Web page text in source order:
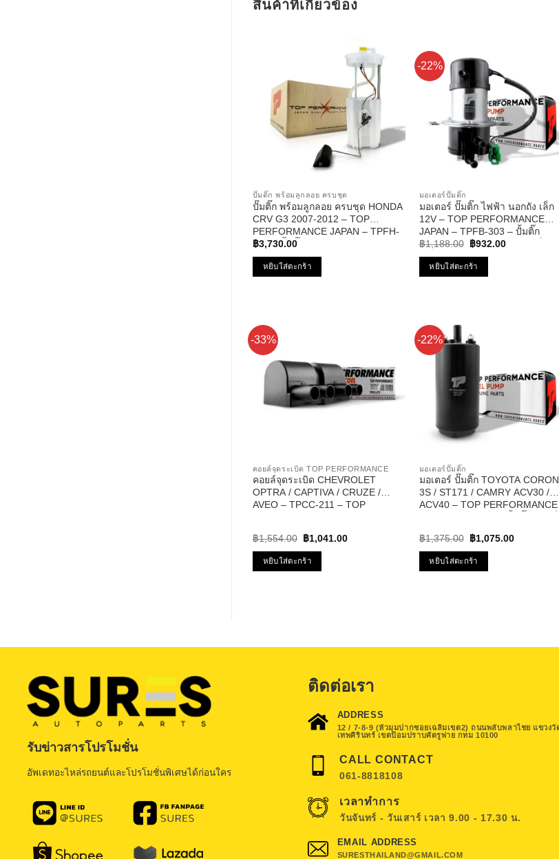
สินค้าที่เกี่ยวข้อง
ปั๊มติ๊ก พร้อมลูกลอย ครบชุด
ปั๊มติ๊ก พร้อมลูกลอย ครบชุด HONDA
CRV G3 2007-2012 – TOP
PERFORMANCE JAPAN – TPFH-
952 – ปั้มติ๊ก ฮอนด้า ซีอาวี
฿3,730.00
หยิบใส่ตะกร้า
-22%
มอเตอร์ปั๊มติ๊ก
มอเตอร์ ปั๊มติ๊ก ไฟฟ้า นอกถัง เล็ก
12V – TOP PERFORMANCE
JAPAN – TPFB-303 – ปั้มติ๊ก
BOSCH ดัดแปลงใส่รถได้ทุกยี่ห้อ
฿1,188.00 Original
was:
฿1,188.00.
฿932.00Current
หยิบใส่ตะกร้า
-33%
คอยล์จุดระเบิด TOP PERFORMANCE
คอยล์จุดระเบิด CHEVROLET
OPTRA / CAPTIVA / CRUZE /
AVEO – TPCC-211 – TOP
฿1,554.00 Original
was:
฿1,554.00.
฿1,041.00Current
หยิบใส่ตะกร้า
-22%
มอเตอร์ปั๊มติ๊ก
มอเตอร์ ปั๊มติ๊ก TOYOTA
3S / ST171 / CAMRY ACV30 /
ACV40 – TOP PERFORMANCE
฿1,375.00 Original
was:
฿1,375.00.
฿1,075.00Current
หยิบใส่ตะกร้า
รับข่าวสารโปรโมชั่น
อัพเดทอะไหล่รถยนต์และโปรโมชั่นพิเศษได้ก่อนใคร
ติดต่อเรา
ADDRESS
12 / 7-8-9 (หัวมุมปากซอยเฉลิมเขต2) ถนนพลับพลาไชย แขวงวั
เทพศิรินทร์ เขตป้อมปราบศัตรูพ่าย กทม 10100
CALL CONTACT
061-8818108
เวลาทำการ
วันจันทร์ - วันเสาร์ เวลา 9.00 - 17.30 น.
EMAIL ADDRESS
SURESTHAILAND@GMAIL.COM